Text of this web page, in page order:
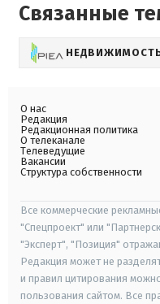
Связанные
О нас
Редакция
Редакционная политика
О телеканале
Телеведущие
Вакансии
Структура собственности
Все коммерческие
"Спецпроект" или
"Эксперт", "Позиция"
Редакция может не
и правил цитирования
пользования сайтом. Все